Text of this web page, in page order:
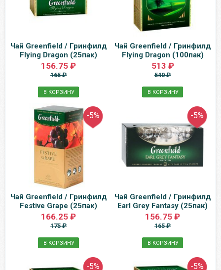
Чай Greenfield / Гринфилд
Flying Dragon (25пак)
156.75 ₽
165 ₽
В КОРЗИНУ
Чай Greenfield / Гринфилд
Flying Dragon (100пак)
513 ₽
540 ₽
В КОРЗИНУ
-5%
Чай Greenfield / Гринфилд
Festive Grape (25пак)
166.25 ₽
175 ₽
В КОРЗИНУ
-5%
Чай Greenfield / Гринфилд
Earl Grey Fantasy (25пак)
156.75 ₽
165 ₽
В КОРЗИНУ
-5% -5%